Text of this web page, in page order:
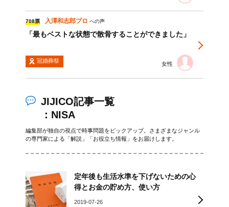
708票 入澤和志郎プロ への声
「最もベストな状態で散骨することができました」
冠婚葬祭 女性
JIJICO記事一覧
：NISA
編集部が独自の視点で時事問題をピックアップ。さまざまなジャンル
の専門家による「解説」「お役立ち情報」をお届けします。
定年後も生活水準を下げないための心
得とお金の貯め方、使い方
2019-07-26